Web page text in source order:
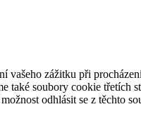
vašeho zážitku při
také soubory cookie třetích
odhlásit se z těchto